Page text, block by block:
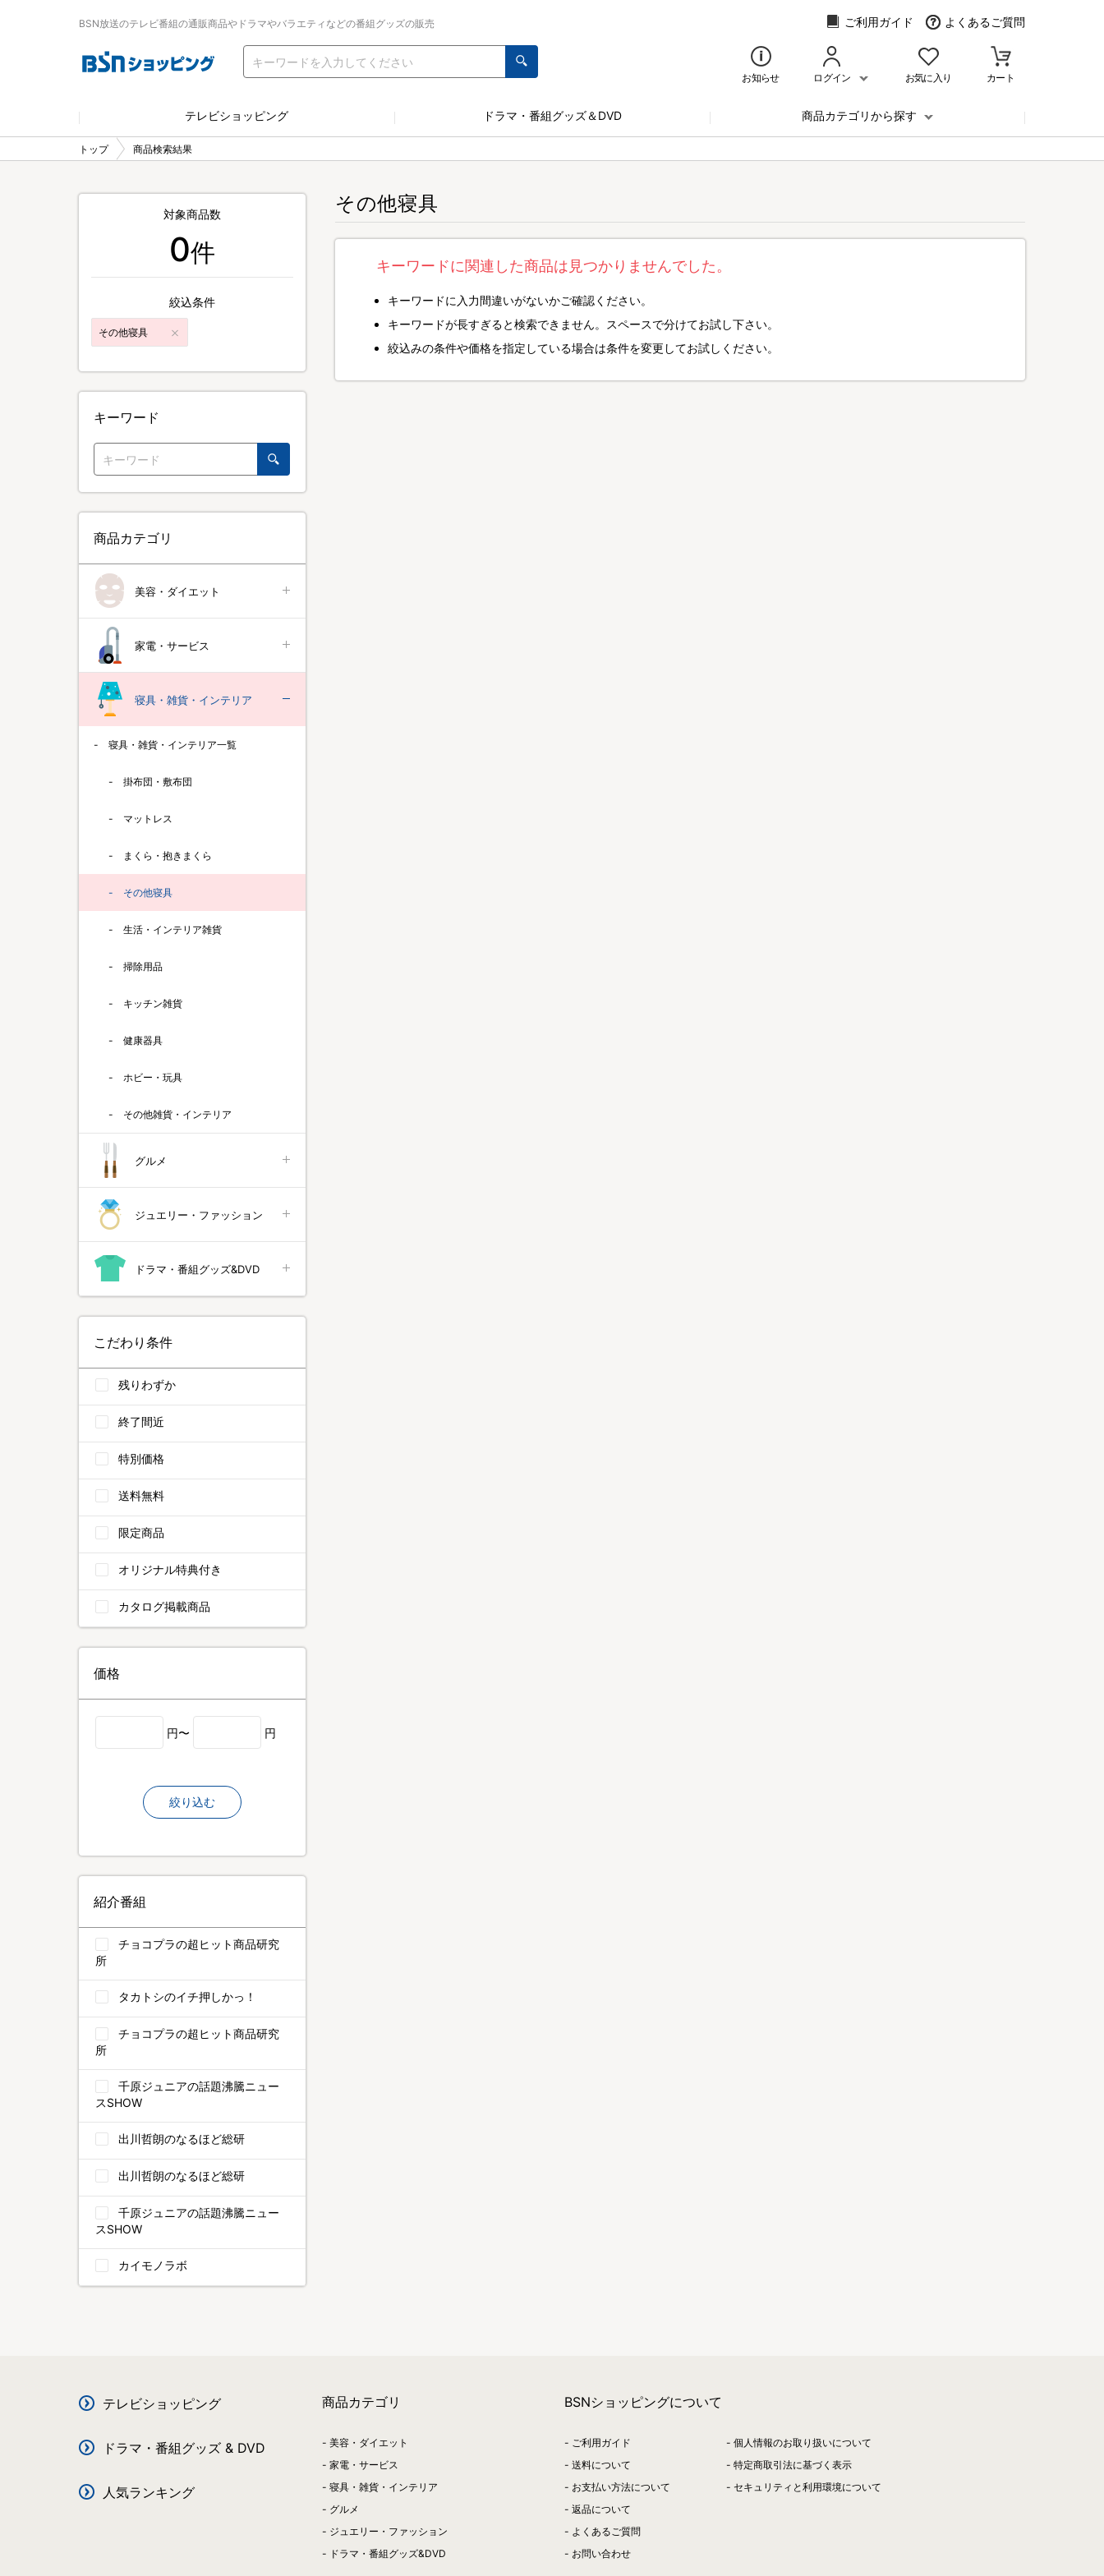
BSN放送のテレビ番組の通販商品やドラマやバラエティなどの番組グッズの販売 ご利用ガイド よくあるご質問
お知らせ ログイン お気に入り カート
テレビショッピング ドラマ・番組グッズ＆DVD 商品カテゴリから探す
トップ 商品検索結果
その他寝具
キーワードに関連した商品は見つかりませんでした。
キーワードに入力間違いがないかご確認ください。
キーワードが長すぎると検索できません。スペースで分けてお試し下さい。
絞込みの条件や価格を指定している場合は条件を変更してお試しください。
対象商品数
0件
絞込条件
その他寝具
キーワード
商品カテゴリ
美容・ダイエット
家電・サービス
寝具・雑貨・インテリア
寝具・雑貨・インテリア一覧
掛布団・敷布団
マットレス
まくら・抱きまくら
その他寝具
生活・インテリア雑貨
掃除用品
キッチン雑貨
健康器具
ホビー・玩具
その他雑貨・インテリア
グルメ
ジュエリー・ファッション
ドラマ・番組グッズ&DVD
こだわり条件
残りわずか
終了間近
特別価格
送料無料
限定商品
オリジナル特典付き
カタログ掲載商品
価格
円〜 円
絞り込む
紹介番組
チョコプラの超ヒット商品研究
所
タカトシのイチ押しかっ！
チョコプラの超ヒット商品研究
所
千原ジュニアの話題沸騰ニュー
スSHOW
出川哲朗のなるほど総研
出川哲朗のなるほど総研
千原ジュニアの話題沸騰ニュー
スSHOW
カイモノラボ
テレビショッピング
ドラマ・番組グッズ & DVD
人気ランキング
商品カテゴリ
美容・ダイエット
家電・サービス
寝具・雑貨・インテリア
グルメ
ジュエリー・ファッション
ドラマ・番組グッズ&DVD
BSNショッピングについて
ご利用ガイド
送料について
お支払い方法について
返品について
よくあるご質問
お問い合わせ
個人情報のお取り扱いについて
特定商取引法に基づく表示
セキュリティと利用環境について